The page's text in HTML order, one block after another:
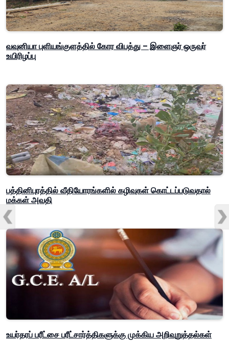
வவுனியா புளியங்குளத்தில் கோர விபத்து – இளைஞர் ஒருவர்
உயிரிழப்பு
பத்தினிபுரத்தில் வீதியோரங்களில் கழிவுகள் கொட்டப்படுவதால்
மக்கள் அவதி
உயர்தரப் பரீட்சை பரீட்சார்த்திகளுக்கு முக்கிய அறிவுறுத்தல்கள்